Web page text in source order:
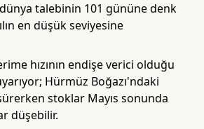
talebinin 101 gününe denk
en düşük seviyesine
hızının endişe verici olduğu
Hürmüz Boğazı'ndaki
stoklar Mayıs sonunda
düşebilir.